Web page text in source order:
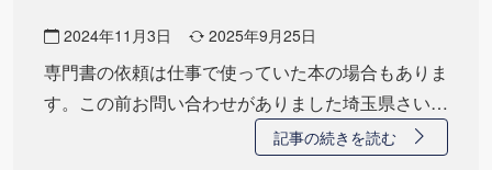
2024年11月3日 2025年9月25日
専門書の依頼は仕事で使っていた本の場合もありま
す。この前お問い合わせがありました埼玉県さいた
記事の続きを読む